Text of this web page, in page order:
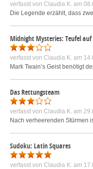
verfasst von Claudia K. am
Die Legende erzählt, dass
Midnight Mysteries: Teufel
verfasst von Claudia K. am
Mark Twain’s Geist benötigt
Das Rettungsteam
verfasst von Claudia K. am
Nach verheerenden Stürmen
Sudoku: Latin Squares
verfasst von Claudia K. am